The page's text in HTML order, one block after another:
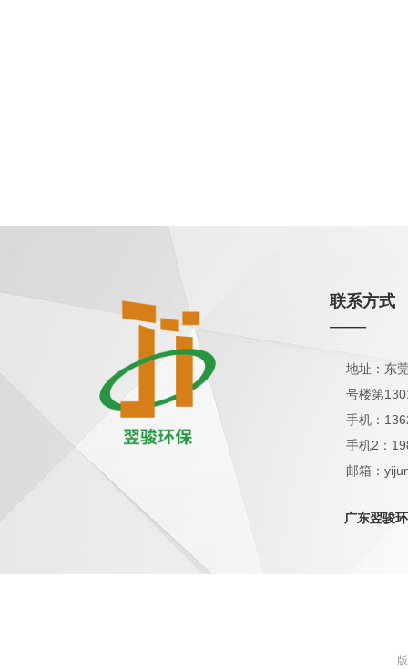
联系方式
——
地址：东
号楼第
手机：
手机2：
邮箱：
广东翌骏